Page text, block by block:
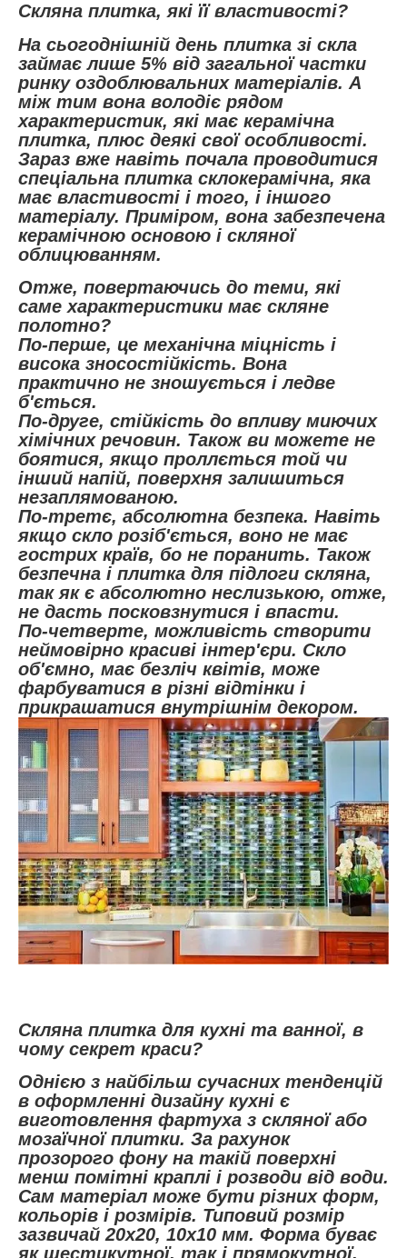
Скляна плитка, які її властивості?
На сьогоднішній день плитка зі скла
займає лише 5% від загальної частки
ринку оздоблювальних матеріалів. А
між тим вона володіє рядом
характеристик, які має керамічна
плитка, плюс деякі свої особливості.
Зараз вже навіть почала проводитися
спеціальна плитка склокерамічна, яка
має властивості і того, і іншого
матеріалу. Приміром, вона забезпечена
керамічною основою і скляної
облицюванням.
Отже, повертаючись до теми, які
саме характеристики має скляне
полотно?
По-перше, це механічна міцність і
висока зносостійкість. Вона
практично не зношується і ледве
б'ється.
По-друге, стійкість до впливу миючих
хімічних речовин. Також ви можете не
боятися, якщо проллється той чи
інший напій, поверхня залишиться
незаплямованою.
По-третє, абсолютна безпека. Навіть
якщо скло розіб'ється, воно не має
гострих країв, бо не поранить. Також
безпечна і плитка для підлоги скляна,
так як є абсолютно неслизькою, отже,
не дасть посковзнутися і впасти.
По-четверте, можливість створити
неймовірно красиві інтер'єри. Скло
об'ємно, має безліч квітів, може
фарбуватися в різні відтінки і
прикрашатися внутрішнім декором.
Скляна плитка для кухні та ванної, в
чому секрет краси?
Однією з найбільш сучасних тенденцій
в оформленні дизайну кухні є
виготовлення фартуха з скляної або
мозаїчної плитки. За рахунок
прозорого фону на такій поверхні
менш помітні краплі і розводи від води.
Сам матеріал може бути різних форм,
кольорів і розмірів. Типовий розмір
зазвичай 20х20, 10х10 мм. Форма буває
як шестикутної, так і прямокутної,